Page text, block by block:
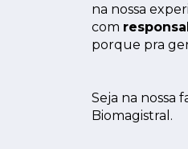
na nossa
com
porque pra
Seja na nossa
Biomagistral.